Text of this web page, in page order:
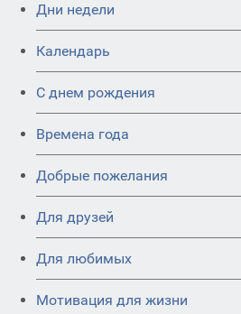
Дни недели
Календарь
C днем рождения
Времена года
Добрые пожелания
Для друзей
Для любимых
Мотивация для жизни